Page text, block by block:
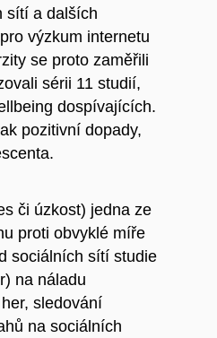
sítí a dalších
výzkum internetu
se proto zaměřili
sérii 11 studií,
dospívajících.
pozitivní dopady,
či úzkost) jedna ze
proti obvyklé míře
sociálních sítí studie
na náladu
sledování
na sociálních